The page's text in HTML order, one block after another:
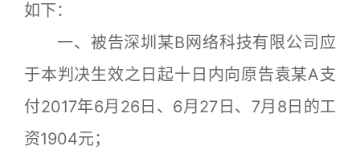
如下：
一、被告深圳某B网络科技有限公司应
于本判决生效之日起十日内向原告袁某A支
付2017年6月26日、6月27日、7月8日的工
资1904元；